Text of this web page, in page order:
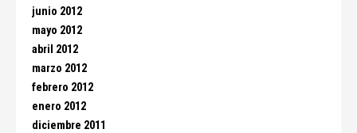
junio 2012
mayo 2012
abril 2012
marzo 2012
febrero 2012
enero 2012
diciembre 2011